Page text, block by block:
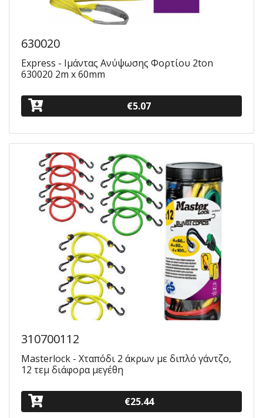
630020
Express - Ιμάντας Ανύψωσης Φορτίου 2ton
630020 2m x 60mm
€5.07
310700112
Masterlock - Χταπόδι 2 άκρων με διπλό γάντζο,
12 τεμ διάφορα μεγέθη
€25.44